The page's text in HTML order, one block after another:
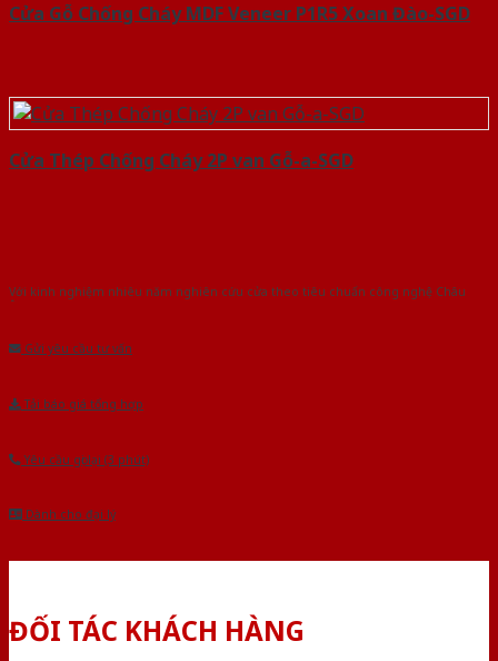
Cửa Gỗ Chống Cháy MDF Veneer P1R5 Xoan Đào-SGD
Cửa Thép Chống Cháy 2P van Gỗ-a-SGD
Với kinh nghiệm nhiêu năm nghiên cứu cửa theo tiêu chuẩn công nghệ Châu
Gửi yêu cầu tư vấn
Tải báo giá tổng hợp
Yêu cầu gọi lại (3 phút)
Dành cho đại lý
ĐỐI TÁC KHÁCH HÀNG